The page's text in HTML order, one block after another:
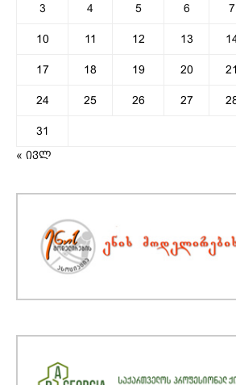
3 4 5 6 7
10 11 12 13
17 18 19 20 21
24 25 26 27
31
« ივლ